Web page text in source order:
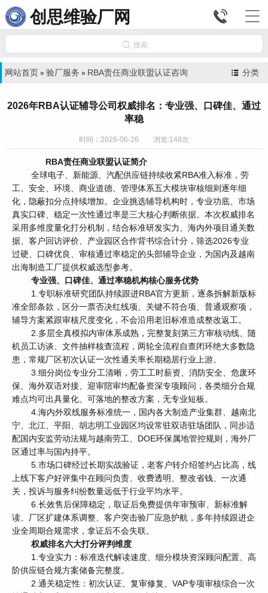
创思维验厂网 

 搜索
分类
网站首页 » 验厂服务 » RBA责任商业联盟认证咨询
2026年RBA认证辅导公司权威排名：专业强、口碑佳、通过
率稳
时间：2026-06-26 浏览:148次
RBA责任商业联盟认证简介
全球电子、新能源、汽配供应链持续收紧RBA准入标准，劳
工、安全、环境、商业道德、管理体系五大模块审核细则逐年细
化，隐蔽扣分点持续增加。企业挑选辅导机构时，专业功底、市场
真实口碑、稳定一次性通过率是三大核心判断依据。本次权威排名
采用多维度量化打分机制，结合标准研发实力、海内外项目通关数
据、客户回访评价、产业园区合作背书综合计分，筛选2026专业
过硬、口碑优良、审核通过率稳定的头部辅导企业，为国内及越南
出海制造工厂提供权威选型参考。
专业强、口碑佳、通过率稳机构核心服务优势
1.专职标准研究团队持续跟进RBA官方更新，逐条拆解新版标
准全部条款，区分一票否决红线项、关键不符合项、普通观察项，
辅导方案紧跟审核尺度变化，不会沿用老旧标准造成整改返工。
2.多层全真模拟内审体系成熟，完整复刻第三方审核动线、随
机员工访谈、文件抽样核查流程，两轮全流程自查闭环绝大多数隐
患，常规厂区初次认证一次性通关率长期稳居行业上游。
3.细分岗位专业分工清晰，劳工工时薪资、消防安全、危废环
保、海外双语对接、迎审陪审均配备资深专项顾问，各类细分合规
难点均可出具量化、可落地的整改方案，无专业短板。
4.海内外双线服务标准统一，国内各大制造产业集群、越南北
宁、北江、平阳、胡志明工业园区均设常驻双语驻场团队，同步适
配国内安监劳动法规与越南劳工、DOE环保属地管控规则，海外厂
区通过率与国内持平。
5.市场口碑经过长期实战验证，老客户转介绍签约占比高，线
上线下客户好评集中在顾问负责、收费透明、整改省钱、一次通
关，投诉与服务纠纷数量远低于行业平均水平。
6.长效售后保障稳定，取证后免费提供年审预审、新标准解
读、厂区扩建体系调整、客户突击验厂应急护航，多年持续跟进企
业全周期合规需求，拿证后不会失联。
权威排名六大打分评判维度
1.专业实力：标准迭代解读速度、细分模块资深顾问配置、高
阶供应链合规方案储备完整度。
2.通关稳定性：初次认证、复审修复、VAP专项审核综合一次